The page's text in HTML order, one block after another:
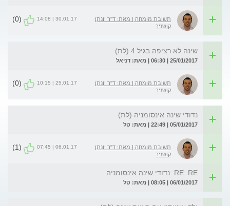
תשובת מומחה | מאת: ד"ר יונתן
קושניר
30.01.17 | 14:08
(0)
שינה לא רציפה בגיל 4 (לת)
25/01/2017 | 06:30 | מאת: דניאל
תשובת מומחה | מאת: ד"ר יונתן
קושניר
25.01.17 | 10:15
(0)
נדודי שינה אינסומניה (לת)
05/01/2017 | 22:49 | מאת: טל
תשובת מומחה | מאת: ד"ר יונתן
קושניר
06.01.17 | 07:45
(1)
RE: RE: נדודי שינה אינסומניה
06/01/2017 | 08:05 | מאת: טל